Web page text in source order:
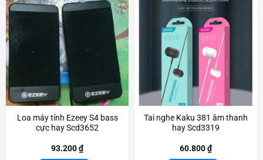
Loa máy tính Ezeey S4 bass
cực hay Scd3652
93.200₫
Tai nghe Kaku 381 âm thanh
hay Scd3319
60.800₫